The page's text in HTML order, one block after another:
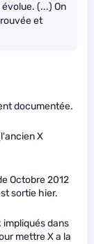
(...) On
et
documentée.
X
Octobre 2012
sortie hier.
impliqués dans
mettre X a la